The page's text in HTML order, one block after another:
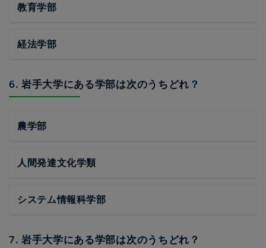
教育学部
経法学部
6. 岩手大学にある学部は次のうちどれ？
農学部
人間発達文化学類
システム情報科学部
7. 岩手大学にある学部は次のうちどれ？